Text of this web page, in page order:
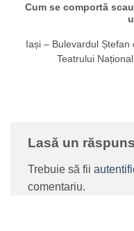
Cum se comportă
Iași – Bulevardul
Teatrului
Lasă un răspuns
Trebuie să fii
comentariu.